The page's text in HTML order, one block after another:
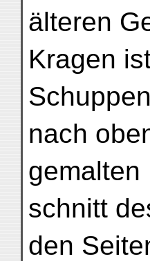
älteren
Kragen
nach
gemalten
schnitt
den